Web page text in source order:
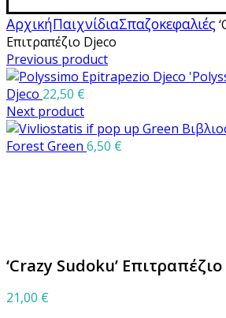
ΑρχικήΠαιχνίδιαΣπαζοκεφαλιές
Επιτραπέζιο Djeco
Previous product
Djeco 22,50 €
Next product
Forest Green 6,50 €
‘Crazy Sudoku’
21,00 €